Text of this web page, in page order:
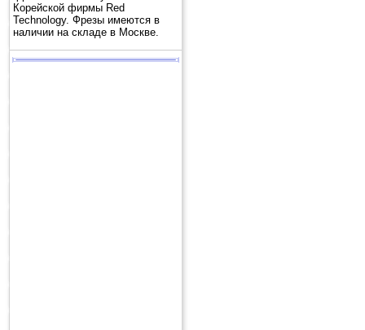
Корейской фирмы Red
Technology. Фрезы имеются в
наличии на складе в Москве.